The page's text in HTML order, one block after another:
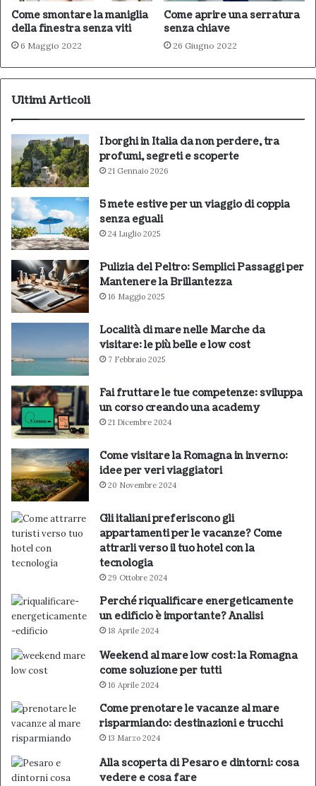
Come smontare la maniglia
della finestra senza viti
6 Maggio 2022
Come aprire una serratura
senza chiave
26 Giugno 2022
Ultimi Articoli
I borghi in Italia da non perdere, tra
profumi, segreti e scoperte
21 Gennaio 2026
5 mete estive per un viaggio di coppia
senza eguali
24 Luglio 2025
Pulizia del Peltro: Semplici Passaggi per
Mantenere la Brillantezza
16 Maggio 2025
Località di mare nelle Marche da
visitare: le più belle e low cost
7 Febbraio 2025
Fai fruttare le tue competenze: sviluppa
un corso creando una academy
21 Dicembre 2024
Come visitare la Romagna in inverno:
idee per veri viaggiatori
20 Novembre 2024
Gli italiani preferiscono gli
appartamenti per le vacanze? Come
attrarli verso il tuo hotel con la
tecnologia
29 Ottobre 2024
Perché riqualificare energeticamente
un edificio è importante? Analisi
18 Aprile 2024
Weekend al mare low cost: la Romagna
come soluzione per tutti
16 Aprile 2024
Come prenotare le vacanze al mare
risparmiando: destinazioni e trucchi
13 Marzo 2024
Alla scoperta di Pesaro e dintorni: cosa
vedere e cosa fare